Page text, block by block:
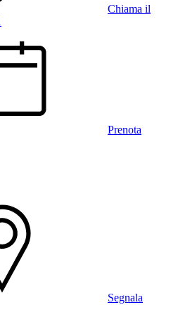
Chiama il
Prenota
Segnala